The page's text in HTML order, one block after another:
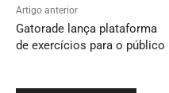
Artigo anterior
Gatorade lança plataforma
de exercícios para o público